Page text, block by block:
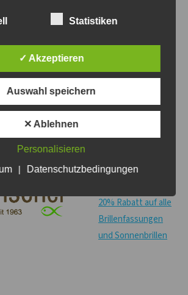
auch an unsere
20% Rabatt auf alle
Brillenfassungen
und Sonnenbrillen
Statistiken
✓ Akzeptieren
Auswahl speichern
✕ Ablehnen
Personalisieren
| Datenschutzbedingungen